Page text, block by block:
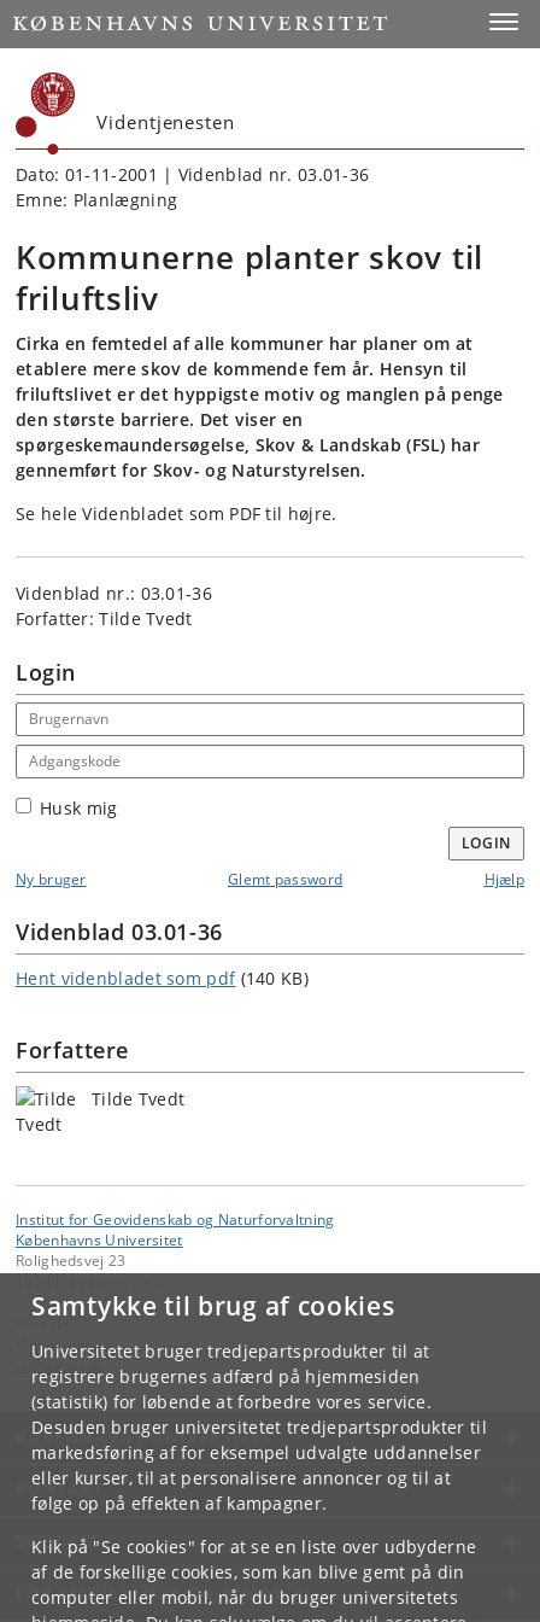
Samtykke til brug af cookies
Universitetet bruger tredjepartsprodukter til at
registrere brugernes adfærd på hjemmesiden
(statistik) for løbende at forbedre vores service.
Desuden bruger universitetet tredjepartsprodukter til
markedsføring af for eksempel udvalgte uddannelser
eller kurser, til at personalisere annoncer og til at
følge op på effekten af kampagner.
Klik på "Se cookies" for at se en liste over udbyderne
af de forskellige cookies, som kan blive gemt på din
computer eller mobil, når du bruger universitetets
Start
Videntjenesten
Dato: 01-11-2001 | Videnblad nr. 03.01-36
Emne: Planlægning
Kommunerne planter skov til
friluftsliv
Cirka en femtedel af alle kommuner har planer om at
etablere mere skov de kommende fem år. Hensyn til
friluftslivet er det hyppigste motiv og manglen på penge
den største barriere. Det viser en
spørgeskemaundersøgelse, Skov & Landskab (FSL) har
gennemført for Skov- og Naturstyrelsen.
Se hele Videnbladet som PDF til højre.
Videnblad nr.: 03.01-36
Forfatter: Tilde Tvedt
Login
Email address
Adgangskode
Husk mig
LOGIN
Ny bruger
Glemt password Hjælp
Videnblad 03.01-36
Hent videnbladet som pdf (140 KB)
Forfattere
Tilde Tvedt
Institut for Geovidenskab og Naturforvaltning
Københavns Universitet
Rolighedsvej 23
Videntjenesten
KØBENHAVNS UNIVERSITET
KONTAKT
SERVICES
FOR STUDERENDE OG ANSATTE